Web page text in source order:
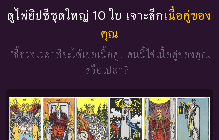
ดูไพ่ยิปซีชุดใหญ่ 10 ใบ เจาะลึกเนื้อคู่ของ
คุณ
"ชี้ช่วงเวลาที่จะได้เจอเนื้อคู่! คนนี้ใช่เนื้อคู่ของคุณ
หรือเปล่า?"